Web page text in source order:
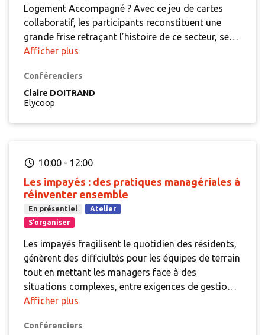
Logement Accompagné ? Avec ce jeu de cartes
collaboratif, les participants reconstituent une
grande frise retraçant l’histoire de ce secteur, ses
moments clés, ses acteurs et ses évolutions
pas qu’un support historique : elles offrent des
clés pour mieux comprendre ce qui influence
encore aujourd’hui nos métiers et nos pratiques.
Le Logement Accompagné, une histoire riche,
déconstruire nos regards (que l'on soit novice ou
spécialiste) et poser en groupe toutes ces
questions qu’on n’a jamais osé (ou plus osé)
formuler. Accessible à toutes et tous, sans
prérequis, il sera animé par la créatrice du jeu,
DOITRAND.
Afficher plus
Conférenciers
Claire DOITRAND
Elycoop
10:00 - 12:00
Les impayés : des pratiques managériales à
réinventer ensemble
En présentiel
Atelier
S'organiser
Les impayés fragilisent le quotidien des résidents,
génèrent des diffciultés pour les équipes de terrain
tout en mettant les managers face à des
situations complexes, entre exigences de gestion
et volonté d’accompagnement social.
exposer ses réalités, confronter les regards et
Afficher plus
Conférenciers